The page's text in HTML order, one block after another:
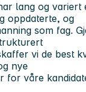
lang og
oppdaterte, og
som fag.
vi de best
nye
for våre